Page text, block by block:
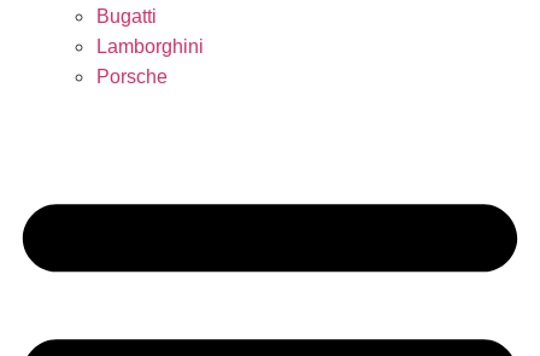
Bugatti
Lamborghini
Porsche